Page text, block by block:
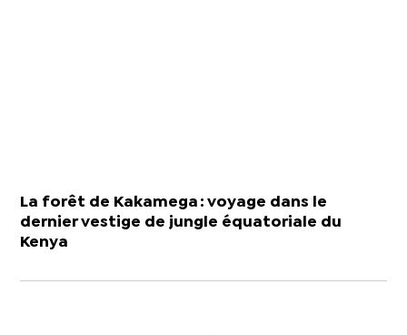
La forêt de Kakamega : voyage dans le
dernier vestige de jungle équatoriale du
Kenya